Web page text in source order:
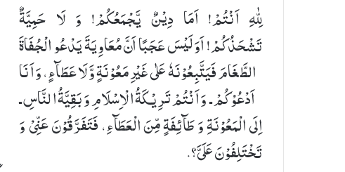
لِلّٰهِ اَنْتُمْ! اَمَا دِیْنٌ یَّجْمَعُكُمْ! وَ لَا حَمِیَّةٌ
تَشْحَذُكُمْ! اَوَ لَیْسَ عَجَبًا اَنَّ مُعَاوِیَةَ یَدْعُو الْجُفَاةَ
الطَّغَامَ فَیَتَّبِعُوْنَهٗ عَلٰی غَیْرِ مَعُوْنَةٍ وَّ لَا عَطَآءٍ، وَ اَنَا
اَدْعُوْكُمْ ـ وَ اَنْتُمْ تَرِیْكَةُ الْاِسْلَامِ وَ بَقِیَّةُ النَّاسِ ـ
اِلَی الْمَعُوْنَةِ وَ طَآئِفَةٍ مِّنَ الْعَطَآءِ، فَتَفَرَّقُوْنَ عَنِّیْ وَ
تَخْتَلِفُوْنَ عَلَیَّ؟.